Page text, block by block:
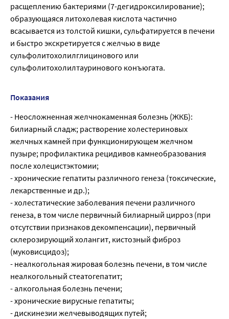
расщеплению бактериями (7-дегидроксилирование);
образующаяся литохолевая кислота частично
всасывается из толстой кишки, сульфатируется в печени
и быстро экскретируется с желчью в виде
сульфолитохолилглицинового или
сульфолитохолилтауринового конъюгата.
Показания
- Неосложненная желчнокаменная болезнь (ЖКБ):
билиарный сладж; растворение холестериновых
желчных камней при функционирующем желчном
пузыре; профилактика рецидивов камнеобразования
после холецистэктомии;
- хронические гепатиты различного генеза (токсические,
лекарственные и др.);
- холестатические заболевания печени различного
генеза, в том числе первичный билиарный цирроз (при
отсутствии признаков декомпенсации), первичный
склерозирующий холангит, кистозный фиброз
(муковисцидоз);
- неалкогольная жировая болезнь печени, в том числе
неалкогольный стеатогепатит;
- алкогольная болезнь печени;
- хронические вирусные гепатиты;
- дискинезии желчевыводящих путей;